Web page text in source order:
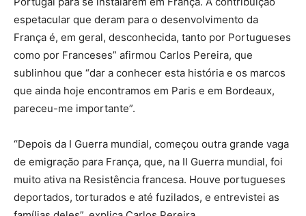
espetacular que deram para o desenvolvimento da
França é, em geral, desconhecida, tanto por Portugueses
como por Franceses” afirmou Carlos Pereira, que
sublinhou que “dar a conhecer esta história e os marcos
que ainda hoje encontramos em Paris e em Bordeaux,
pareceu-me importante”.
“Depois da I Guerra mundial, começou outra grande vaga
de emigração para França, que, na II Guerra mundial, foi
muito ativa na Resistência francesa. Houve portugueses
deportados, torturados e até fuzilados, e entrevistei as